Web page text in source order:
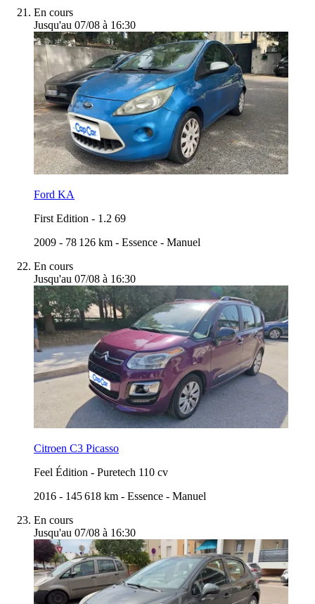
En cours
Jusqu'au 07/08 à 16:30
Ford KA
First Edition - 1.2 69
2009 - 78 126 km - Essence - Manuel
En cours
Jusqu'au 07/08 à 16:30
Citroen C3 Picasso
Feel Édition - Puretech 110 cv
2016 - 145 618 km - Essence - Manuel
En cours
Jusqu'au 07/08 à 16:30